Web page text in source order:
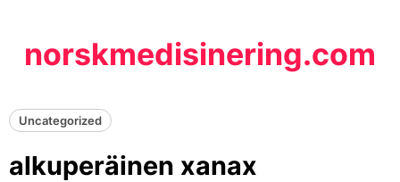
contentnorskmedisinering.com
Uncategorized
alkuperäinen xanax